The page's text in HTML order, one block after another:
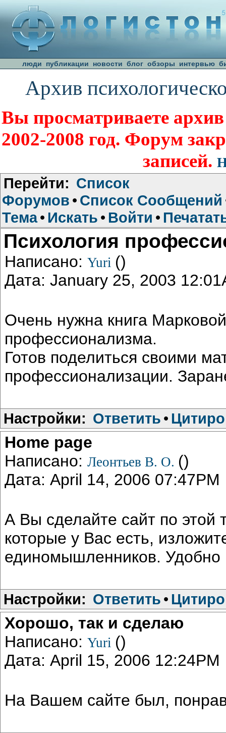
люди публикации новости блог обзоры интервью
Архив
Вы просматриваете
2002-2008 год. Форум
записей.
Перейти: Список
Форумов • Список Сообщений
Тема• Искать • Войти •
Психология
Написано: Yuri ()
Дата: January 25, 2003
Очень нужна книга
профессионализма.
Готов поделиться своими
профессионализации.
Настройки: Ответить •
Home page
Написано: Леонтьев В. О. ()
Дата: April 14, 2006 07:47PM
А Вы сделайте сайт по
которые у Вас есть,
единомышленников.
Настройки: Ответить •
Хорошо, так и сделаю
Написано: Yuri ()
Дата: April 15, 2006 12:24PM
На Вашем сайте был,